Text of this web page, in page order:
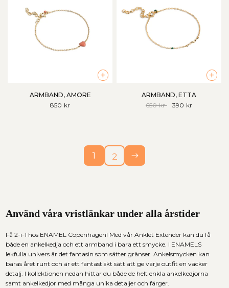
+
ARMBAND, AMORE
850 kr
+
ARMBAND, ETTA
650 kr
390 kr
1 2
Använd våra vristlänkar under alla årstider
Få 2-i-1 hos ENAMEL Copenhagen! Med vår Anklet Extender kan du få
både en ankelkedja och ett armband i bara ett smycke. I ENAMELS
lekfulla univers är det fantasin som sätter gränser.Ankelsmycken kan
bäras året runt och är ett fantastiskt sätt att ge varje outfit en vacker
detalj. I kollektionen nedan hittar du både de helt enkla ankelkedjorna
samt ankelkedjor med många unika detaljer och färger.